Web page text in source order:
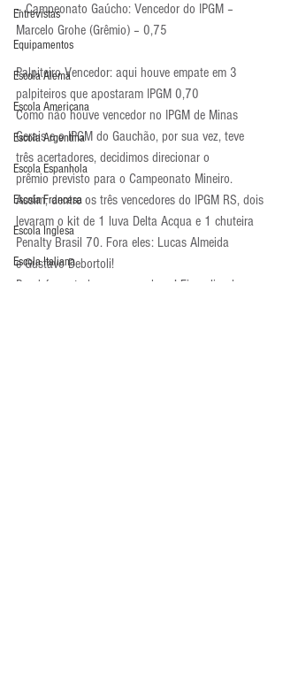
Entrevistas
Equipamentos
Escola Alemã
Escola Americana
Escola Argentina
Escola Espanhola
Escola Francesa
Escola Inglesa
Escola Italiana
– Campeonato Gaúcho: Vencedor do IPGM –
Marcelo Grohe (Grêmio) – 0,75
Palpiteiro Vencedor: aqui houve empate em 3
palpiteiros que apostaram IPGM 0,70
Como não houve vencedor no IPGM de Minas
Gerais e o IPGM do Gauchão, por sua vez, teve
três acertadores, decidimos direcionar o
prêmio previsto para o Campeonato Mineiro.
Assim, dentre os três vencedores do IPGM RS, dois
levaram o kit de 1 luva Delta Acqua e 1 chuteira
Penalty Brasil 70. Fora eles: Lucas Almeida
e Gustavo Debortoli!
Parabéns a todos os vencedores! Fique ligado